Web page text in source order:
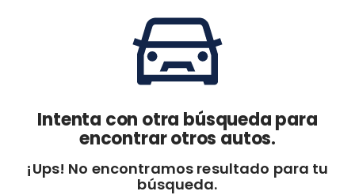
Negociar precio
Intenta con otra búsqueda para
encontrar otros autos.
¡Ups! No encontramos resultado para tu
búsqueda.